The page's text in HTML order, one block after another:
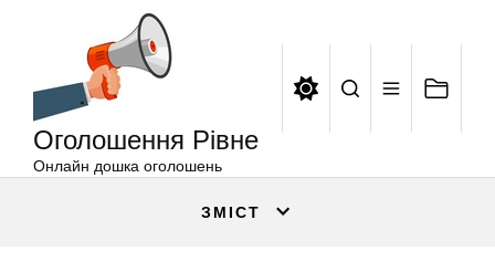
Оголошення Рівне
Онлайн дошка оголошень
ЗМІСТ